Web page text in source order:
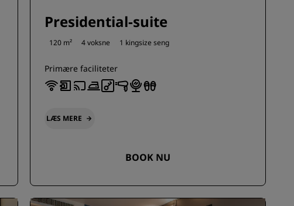
Presidential-suite
120 m² 4 voksne 1 kingsize seng
Primære faciliteter
LÆS MERE
BOOK NU